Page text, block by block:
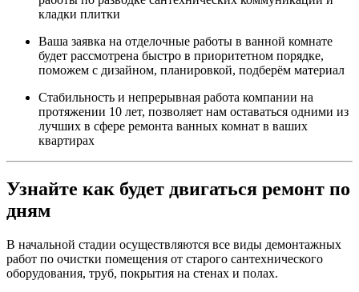
кладки плитки
Ваша заявка на отделочные работы в ванной комнате
будет рассмотрена быстро в приоритетном порядке,
поможем с дизайном, планировкой, подберём материал
Стабильность и непрерывная работа компании на
протяжении 10 лет, позволяет нам оставаться одними из
лучших в сфере ремонта ванных комнат в ваших
квартирах
Узнайте как будет двигаться ремонт по
дням
В начальной стадии осуществляются все виды демонтажных
работ по очистки помещения от старого сантехнического
оборудования, труб, покрытия на стенах и полах.